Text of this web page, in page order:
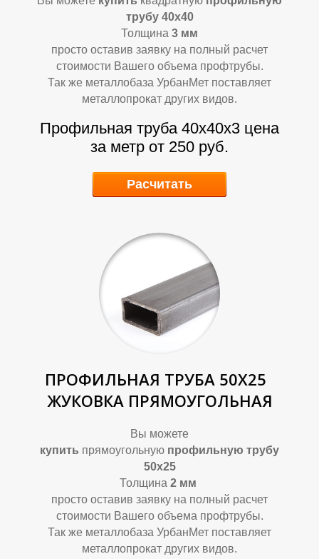
Д
В
трубу 40х40
Толщина 3 мм
просто оставив заявку на полный расчет
стоимости Вашего объема профтрубы.
Так же металлобаза УрбанМет поставляет
металлопрокат других видов.
Профильная труба 40х40х3 цена
за метр от 250 руб.
Расчитать
ПРОФИЛЬНАЯ ТРУБА 50Х25
ЖУКОВКА ПРЯМОУГОЛЬНАЯ
Вы можете
купить прямоугольную профильную трубу
50х25
Толщина 2 мм
просто оставив заявку на полный расчет
стоимости Вашего объема профтрубы.
Так же металлобаза УрбанМет поставляет
металлопрокат других видов.
Д
В